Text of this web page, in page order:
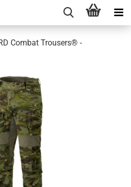
Combat Trousers® -